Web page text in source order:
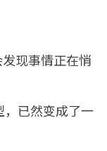
现事情正在悄
已然变成了一